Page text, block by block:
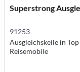
Superstrong
91253
Ausgleichskeile in
Reisemobile